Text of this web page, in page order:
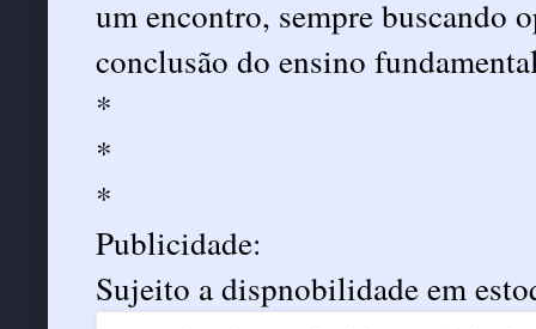
um encontro, sempre buscando
conclusão do ensino
*
*
*
Publicidade:
Sujeito a dispnobilidade em